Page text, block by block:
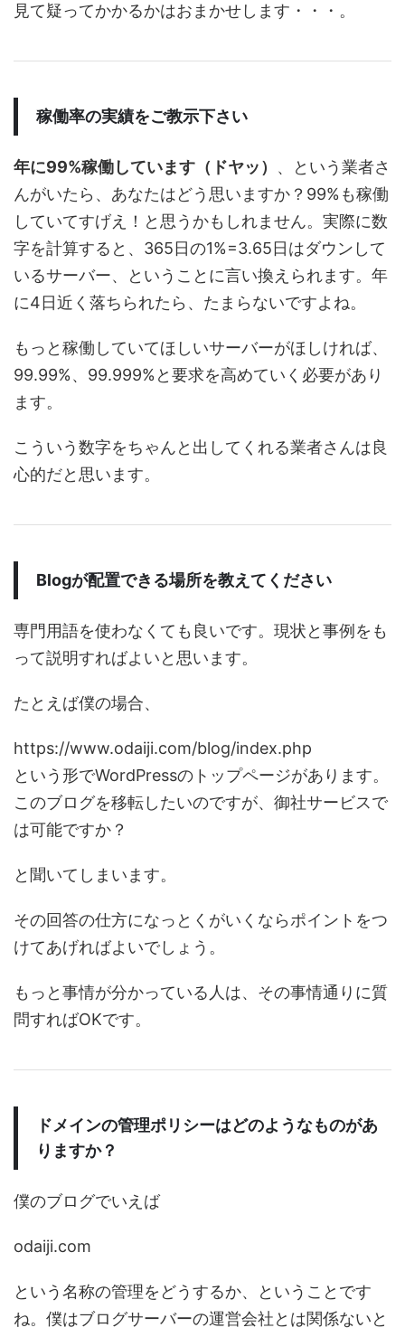
見て疑ってかかるかはおまかせします・・・。
稼働率の実績をご教示下さい
年に99%稼働しています（ドヤッ） 、という業者さ
んがいたら、あなたはどう思いますか？99%も稼働
していてすげえ！と思うかもしれません。実際に数
字を計算すると、365日の1%=3.65日はダウンして
いるサーバー、ということに言い換えられます。年
に4日近く落ちられたら、たまらないですよね。
もっと稼働していてほしいサーバーがほしければ、
99.99%、99.999%と要求を高めていく必要があり
ます。
こういう数字をちゃんと出してくれる業者さんは良
心的だと思います。
Blogが配置できる場所を教えてください
専門用語を使わなくても良いです。現状と事例をも
って説明すればよいと思います。
たとえば僕の場合、
https://www.odaiji.com/blog/index.php
という形でWordPressのトップページがあります。
このブログを移転したいのですが、御社サービスで
は可能ですか？
と聞いてしまいます。
その回答の仕方になっとくがいくならポイントをつ
けてあげればよいでしょう。
もっと事情が分かっている人は、その事情通りに質
問すればOKです。
ドメインの管理ポリシーはどのようなものがあ
りますか？
僕のブログでいえば
odaiji.com
という名称の管理をどうするか、ということです
ね。僕はブログサーバーの運営会社とは関係ないと